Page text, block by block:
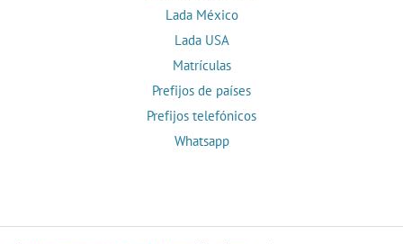
Lada México
Lada USA
Matrículas
Prefijos de países
Prefijos telefónicos
Whatsapp